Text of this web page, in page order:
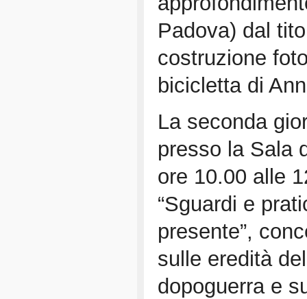
Padova) dal
costruzione
bicicletta di
La seconda
presso la Sala
ore 10.00 alle
“Sguardi e
presente”,
sulle eredità
dopoguerra e